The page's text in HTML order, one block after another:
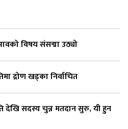
विषय संसद्मा उठ्यो
द्रोण खड्का निर्वाचित
देखि सदस्य चुन्न मतदान सुरु, यी हुन